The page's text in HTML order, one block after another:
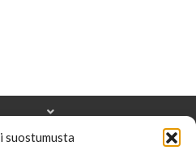
suostumusta